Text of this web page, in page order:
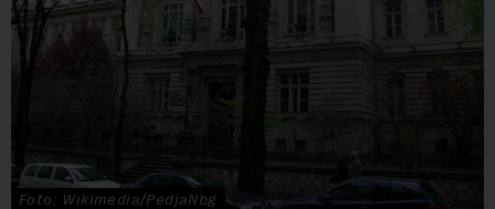
Foto: Wikimedia/PedjaNbg